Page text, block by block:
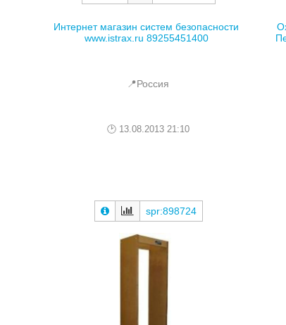
Интернет магазин систем безопасности
www.istrax.ru 89255451400
📍Россия
13.08.2013 21:10
spr:898724